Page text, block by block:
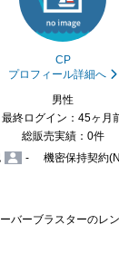
CP
プロフィール詳細へ
男性
最終ログイン：45ヶ月
総販売実績：0件
- 機密保持契約
バーブラスターのレン